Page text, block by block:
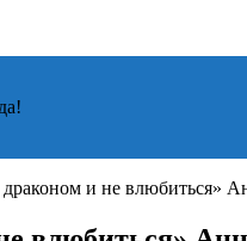
драконом и не влюбиться»